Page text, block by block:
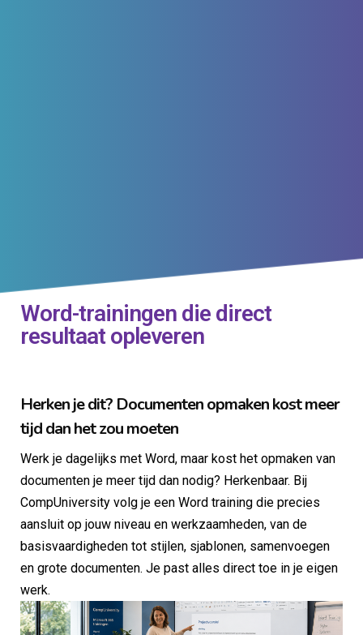
Word-trainingen die direct
resultaat opleveren
Herken je dit? Documenten opmaken kost meer
tijd dan het zou moeten
Werk je dagelijks met Word, maar kost het opmaken van
documenten je meer tijd dan nodig? Herkenbaar. Bij
CompUniversity volg je een Word training die precies
aansluit op jouw niveau en werkzaamheden, van de
basisvaardigheden tot stijlen, sjablonen, samenvoegen
en grote documenten. Je past alles direct toe in je eigen
werk.